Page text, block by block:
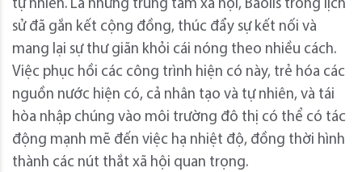
tự nhiên. Là những trung tâm xã hội, Baolis trong lịch
sử đã gắn kết cộng đồng, thúc đẩy sự kết nối và
mang lại sự thư giãn khỏi cái nóng theo nhiều cách.
Việc phục hồi các công trình hiện có này, trẻ hóa các
nguồn nước hiện có, cả nhân tạo và tự nhiên, và tái
hòa nhập chúng vào môi trường đô thị có thể có tác
động mạnh mẽ đến việc hạ nhiệt độ, đồng thời hình
thành các nút thắt xã hội quan trọng.